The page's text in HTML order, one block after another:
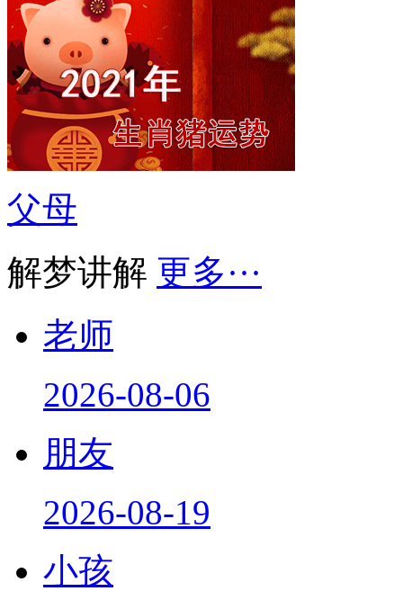
父母
解梦讲解 更多···
老师
2026-08-06
朋友
2026-08-19
小孩